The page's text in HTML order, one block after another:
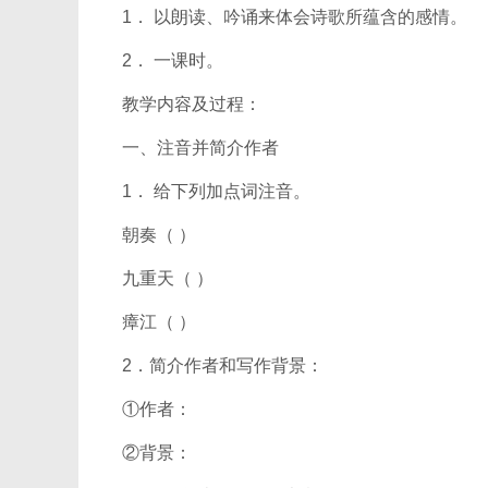
1． 以朗读、吟诵来体会诗歌所蕴含的感情。
2． 一课时。
教学内容及过程：
一、注音并简介作者
1． 给下列加点词注音。
朝奏（ ）
九重天（ ）
瘴江（ ）
2．简介作者和写作背景：
①作者：
②背景：